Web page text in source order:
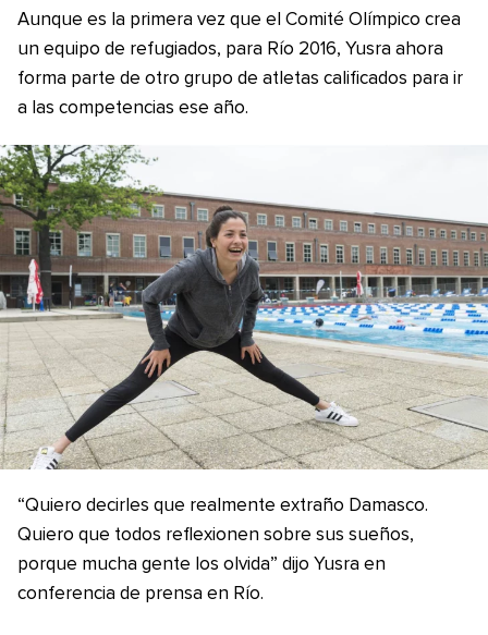
Aunque es la primera vez que el Comité Olímpico crea
un equipo de refugiados, para Río 2016, Yusra ahora
forma parte de otro grupo de atletas calificados para ir
a las competencias ese año.
“Quiero decirles que realmente extraño Damasco.
Quiero que todos reflexionen sobre sus sueños,
porque mucha gente los olvida” dijo Yusra en
conferencia de prensa en Río.